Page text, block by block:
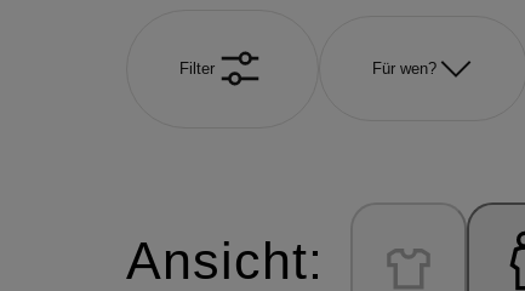
Filter Für wen?
Ansicht: